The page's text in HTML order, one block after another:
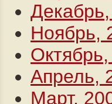
Ноябрь,
Апрель,
Март,